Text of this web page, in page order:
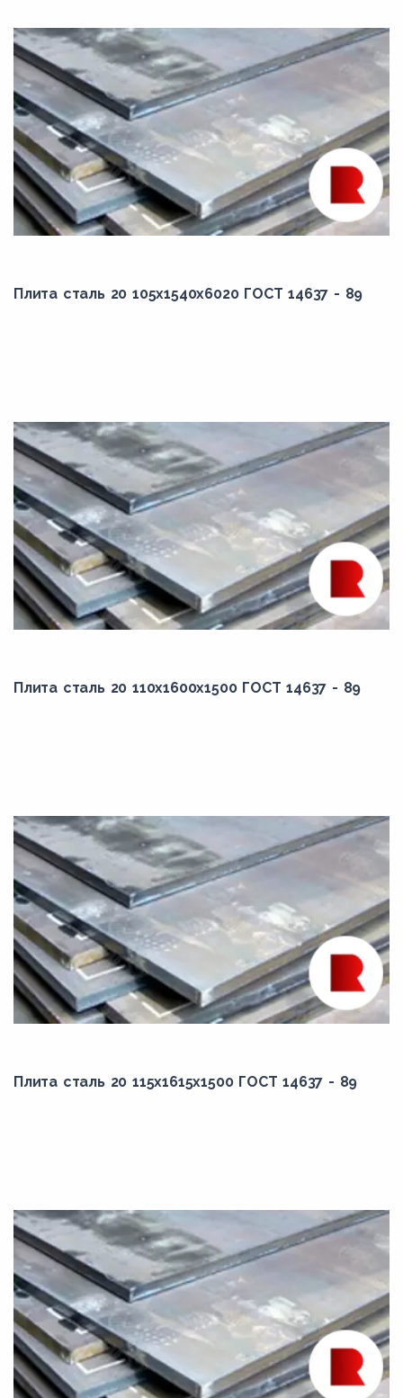
14ХГ2САФД
14ХГС
15К
15Х
15ХСНД
15ХСНДА
20К
20Х
25ХГСА
28С
30Г
30Х
30ХГСА
35ГСНМ
50Х
65Г
80С
D40S
E40S
S235JR-N
S275JRC-AR
VL E36
К56/2
К60-D
ОсВ
РСD32
РСD40
РСE40
Плита сталь 20 105x1540x6020 ГОСТ 14637 - 89
Плита сталь 20 110x1600x1500 ГОСТ 14637 - 89
Плита сталь 20 115x1615x1500 ГОСТ 14637 - 89